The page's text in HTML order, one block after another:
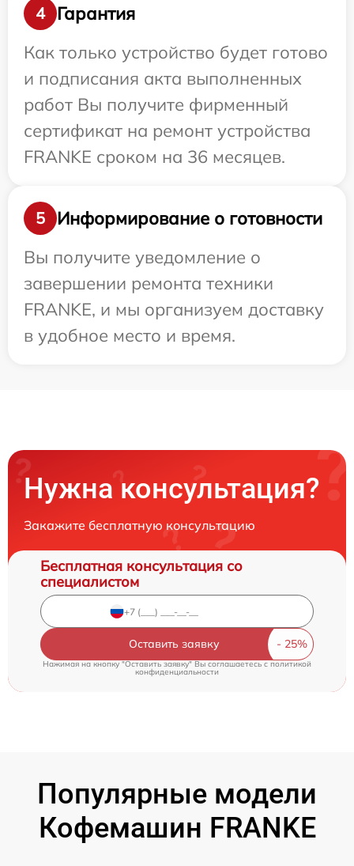
4
Гарантия
Как только устройство будет готово
и подписания акта выполненных
работ Вы получите фирменный
сертификат на ремонт устройства
FRANKE сроком на 36 месяцев.
5
Информирование о готовности
Вы получите уведомление о
завершении ремонта техники
FRANKE, и мы организуем доставку
в удобное место и время.
Нужна консультация?
Закажите бесплатную консультацию
Бесплатная консультация со
специалистом
Оставить заявку
Нажимая на кнопку "Оставить заявку" Вы соглашаетесь cполитикой
конфиденциальности
Популярные модели
Кофемашин FRANKE